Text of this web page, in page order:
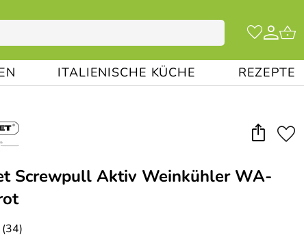
ITALIENISCHE KÜCHE REZEPTE
Screwpull Aktiv Weinkühler WA-
(34)